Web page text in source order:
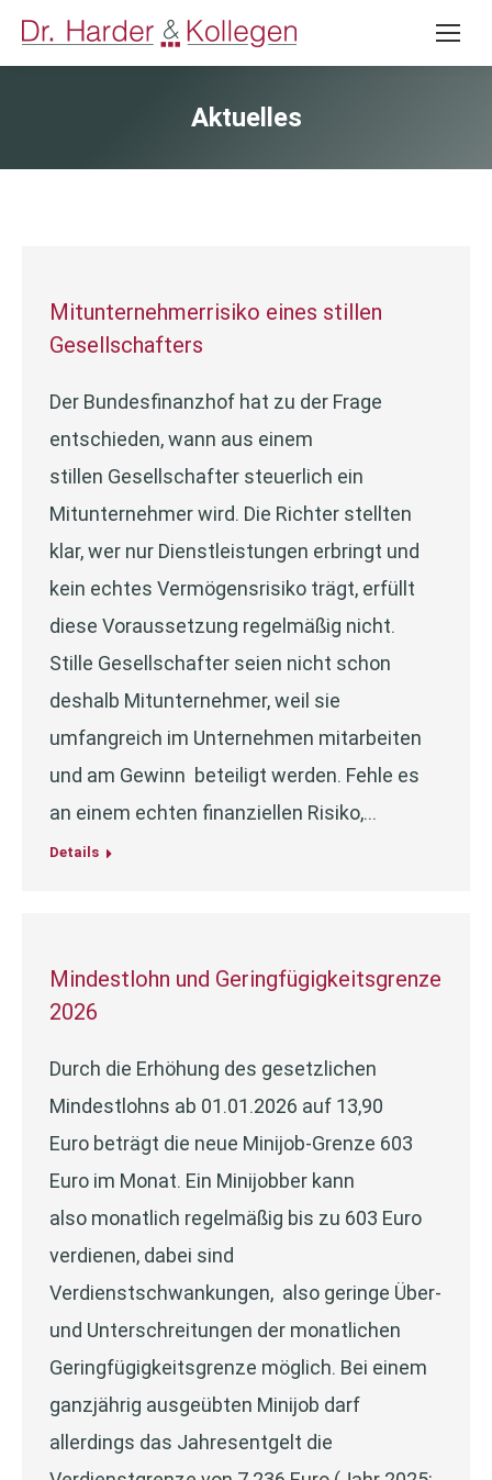
Aktuelles
Mitunternehmerrisiko eines stillen
Gesellschafters
Der Bundesfinanzhof hat zu der Frage
entschieden, wann aus einem
stillen Gesellschafter steuerlich ein
Mitunternehmer wird. Die Richter stellten
klar, wer nur Dienstleistungen erbringt und
kein echtes Vermögensrisiko trägt, erfüllt
diese Voraussetzung regelmäßig nicht.
Stille Gesellschafter seien nicht schon
deshalb Mitunternehmer, weil sie
umfangreich im Unternehmen mitarbeiten
und am Gewinn beteiligt werden. Fehle es
an einem echten finanziellen Risiko,…
Details
Mindestlohn und Geringfügigkeitsgrenze
2026
Durch die Erhöhung des gesetzlichen
Mindestlohns ab 01.01.2026 auf 13,90
Euro beträgt die neue Minijob-Grenze 603
Euro im Monat. Ein Minijobber kann
also monatlich regelmäßig bis zu 603 Euro
verdienen, dabei sind
Verdienstschwankungen, also geringe Über-
und Unterschreitungen der monatlichen
Geringfügigkeitsgrenze möglich. Bei einem
ganzjährig ausgeübten Minijob darf
allerdings das Jahresentgelt die